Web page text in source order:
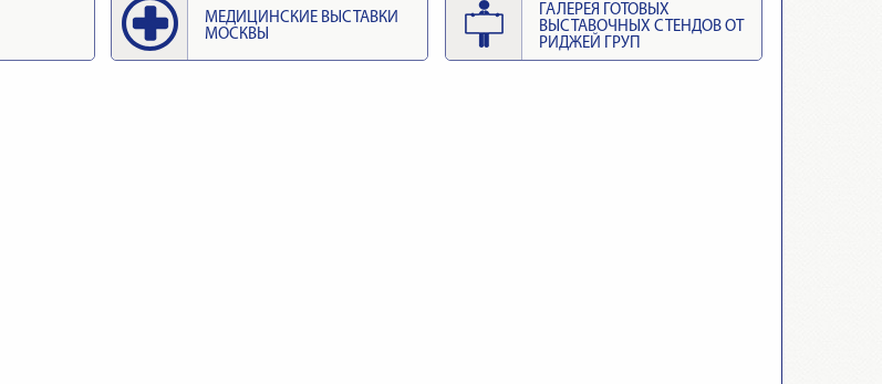
МЕДИЦИНСКИЕ ВЫСТАВКИ
МОСКВЫ
ГАЛЕРЕЯ ГОТОВЫХ
ВЫСТАВОЧНЫХ СТЕНДОВ ОТ
РИДЖЕЙ ГРУП